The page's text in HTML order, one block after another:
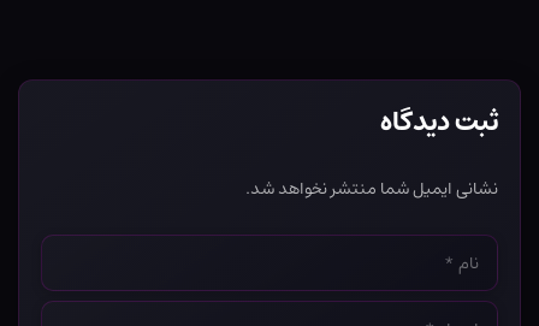
ثبت دیدگاه
نشانی ایمیل شما منتشر نخواهد شد.
نام
*
ایمیل